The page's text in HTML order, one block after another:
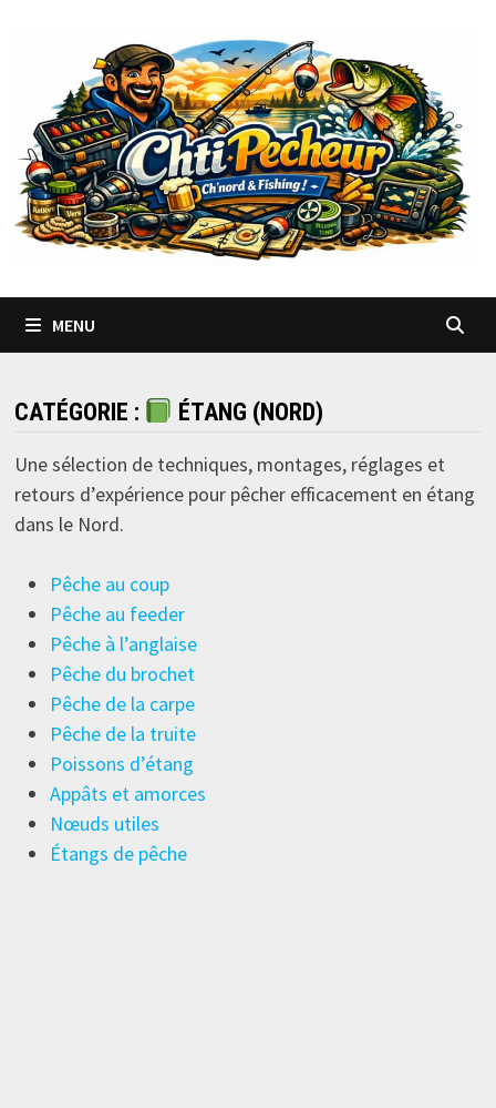
MENU
CATÉGORIE : ÉTANG (NORD)
Une sélection de techniques, montages, réglages et
retours d’expérience pour pêcher efficacement en étang
dans le Nord.
Pêche au coup
Pêche au feeder
Pêche à l’anglaise
Pêche du brochet
Pêche de la carpe
Pêche de la truite
Poissons d’étang
Appâts et amorces
Nœuds utiles
Étangs de pêche